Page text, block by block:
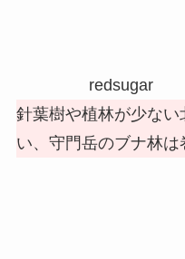
redsugar
針葉樹や植林が少な
い、守門岳のブナ林